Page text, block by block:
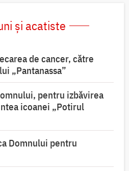
și acatiste
de cancer, către
„Pantanassa”
pentru izbăvirea
icoanei „Potirul
Domnului pentru